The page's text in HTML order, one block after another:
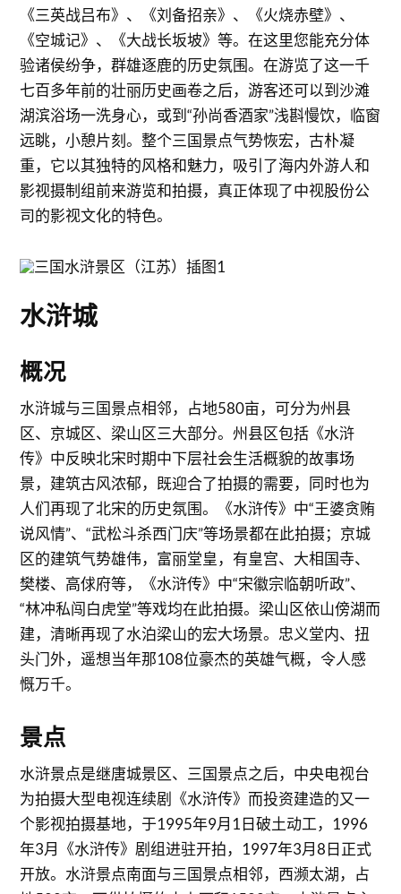
《三英战吕布》、《刘备招亲》、《火烧赤壁》、
《空城记》、《大战长坂坡》等。在这里您能充分体
验诸侯纷争，群雄逐鹿的历史氛围。在游览了这一千
七百多年前的壮丽历史画卷之后，游客还可以到沙滩
湖滨浴场一洗身心，或到“孙尚香酒家”浅斟慢饮，临窗
远眺，小憩片刻。整个三国景点气势恢宏，古朴凝
重，它以其独特的风格和魅力，吸引了海内外游人和
影视摄制组前来游览和拍摄，真正体现了中视股份公
司的影视文化的特色。
水浒城
概况
水浒城与三国景点相邻，占地580亩，可分为州县
区、京城区、梁山区三大部分。州县区包括《水浒
传》中反映北宋时期中下层社会生活概貌的故事场
景，建筑古风浓郁，既迎合了拍摄的需要，同时也为
人们再现了北宋的历史氛围。《水浒传》中“王婆贪贿
说风情”、“武松斗杀西门庆”等场景都在此拍摄；京城
区的建筑气势雄伟，富丽堂皇，有皇宫、大相国寺、
樊楼、高俅府等，《水浒传》中“宋徽宗临朝听政”、
“林冲私闯白虎堂”等戏均在此拍摄。梁山区依山傍湖而
建，清晰再现了水泊梁山的宏大场景。忠义堂内、扭
头门外，遥想当年那108位豪杰的英雄气概，令人感
慨万千。
景点
水浒景点是继唐城景区、三国景点之后，中央电视台
为拍摄大型电视连续剧《水浒传》而投资建造的又一
个影视拍摄基地，于1995年9月1日破土动工，1996
年3月《水浒传》剧组进驻开拍，1997年3月8日正式
开放。水浒景点南面与三国景点相邻，西濒太湖，占